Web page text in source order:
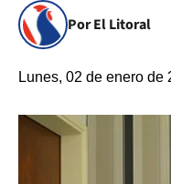
Por El Litoral
Lunes, 02 de enero de